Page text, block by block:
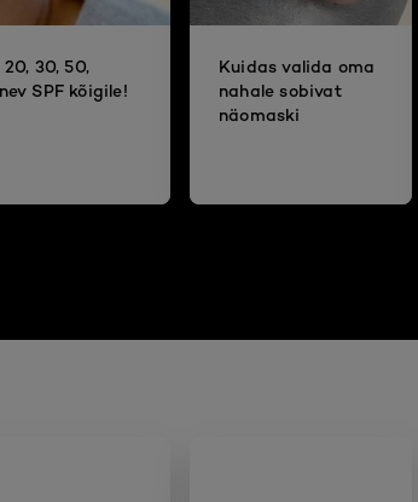
20, 30, 50,
SPF kõigile!
Kuidas valida oma
nahale sobivat
näomaski